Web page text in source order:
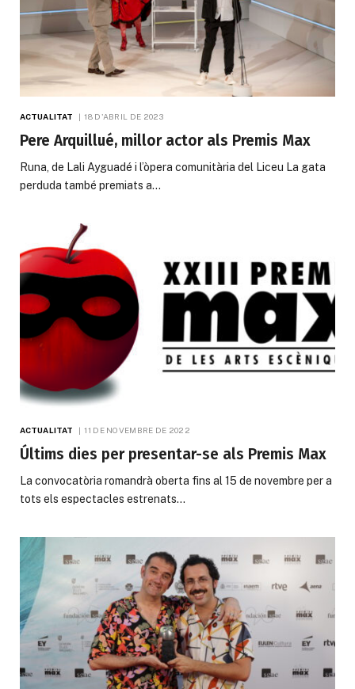
ACTUALITAT 18 D'ABRIL DE 2023
Pere Arquillué, millor actor als Premis Max
Runa, de Lali Ayguadé i l’òpera comunitària del Liceu La gata
perduda també premiats a…
ACTUALITAT 11 DE NOVEMBRE DE 2022
Últims dies per presentar-se als Premis Max
La convocatòria romandrà oberta fins al 15 de novembre per a
tots els espectacles estrenats…